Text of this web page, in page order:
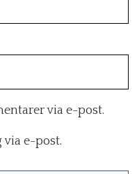
via e-post.
e-post.